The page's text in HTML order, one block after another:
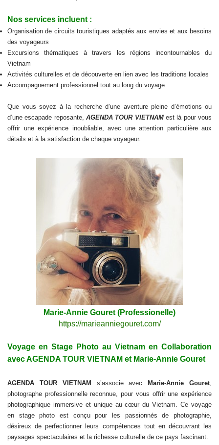
Nos services incluent :
Organisation de circuits touristiques adaptés aux envies et aux besoins
des voyageurs
Excursions thématiques à travers les régions incontournables du
Vietnam
Activités culturelles et de découverte en lien avec les traditions locales
Accompagnement professionnel tout au long du voyage
Que vous soyez à la recherche d’une aventure pleine d’émotions ou
d’une escapade reposante, AGENDA TOUR VIETNAMest là pour vous
offrir une expérience inoubliable, avec une attention particulière aux
détails et à la satisfaction de chaque voyageur.
Marie-Annie Gouret (Professionelle)
https://marieanniegouret.com/
Voyage en Stage Photo au Vietnam en Collaboration
avec AGENDA TOUR VIETNAM et Marie-Annie Gouret
AGENDA TOUR VIETNAM s’associe avecMarie-Annie Gouret
photographe professionnelle reconnue, pour vous offrir une expérience
photographique immersive et unique au cœur du Vietnam. Ce voyage
en stage photo est conçu pour les passionnés de photographie,
désireux de perfectionner leurs compétences tout en découvrant les
paysages spectaculaires et la richesse culturelle de ce pays fascinant.